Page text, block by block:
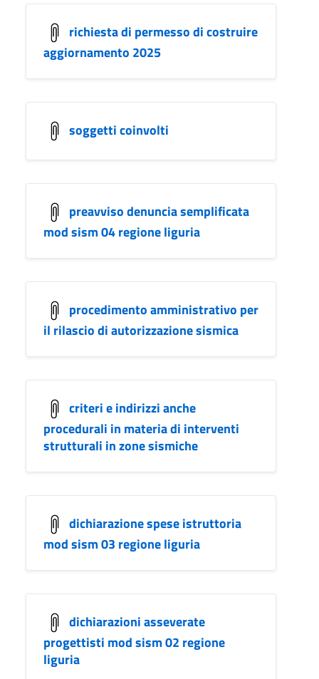
richiesta di permesso di costruire
aggiornamento 2025
soggetti coinvolti
preavviso denuncia semplificata
mod sism 04 regione liguria
procedimento amministrativo per
il rilascio di autorizzazione sismica
criteri e indirizzi anche
procedurali in materia di interventi
strutturali in zone sismiche
dichiarazione spese istruttoria
mod sism 03 regione liguria
dichiarazioni asseverate
progettisti mod sism 02 regione
liguria